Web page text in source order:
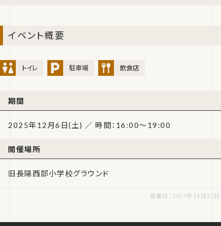
イベント概要
トイレ 駐車場 飲食店
期間
2025年12月6日(土) ／ 時間：16:00～19:00
開催場所
旧長陽西部小学校グラウンド
掲載日：2025年11月27日